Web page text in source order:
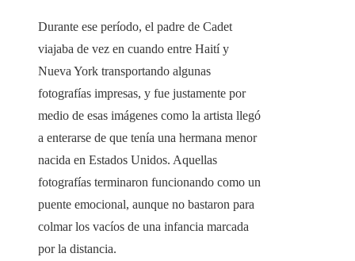
Durante ese período, el padre de Cadet
viajaba de vez en cuando entre Haití y
Nueva York transportando algunas
fotografías impresas, y fue justamente por
medio de esas imágenes como la artista llegó
a enterarse de que tenía una hermana menor
nacida en Estados Unidos. Aquellas
fotografías terminaron funcionando como un
puente emocional, aunque no bastaron para
colmar los vacíos de una infancia marcada
por la distancia.